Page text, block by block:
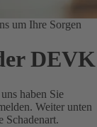
um Ihre Sorgen
DEVK
haben Sie
Weiter unten
Schadenart.